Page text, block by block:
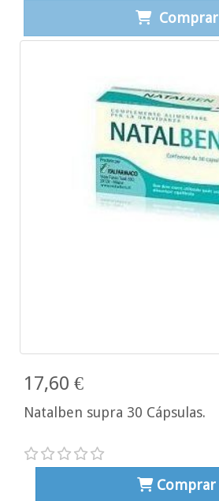
Comprar
17,60 €
Natalben supra 30 Cápsulas.
Comprar